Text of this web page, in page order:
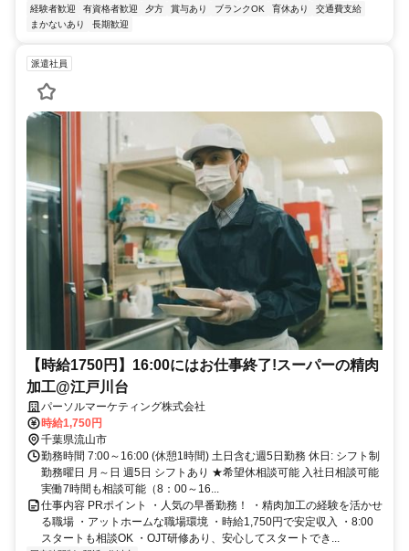
経験者歓迎
有資格者歓迎 夕方 賞与あり ブランクOK 育休あり
交通費支給
まかないあり
長期歓迎
派遣社員
【時給1750円】16:00にはお仕事終了!スーパーの精肉
加工@江戸川台
パーソルマーケティング株式会社
時給1,750円
千葉県流山市
勤務時間 7:00～16:00 (休憩1時間) 土日含む週5日勤務 休日: シフト制
勤務曜日 月～日 週5日 シフトあり ★希望休相談可能 入社日相談可能
実働7時間も相談可能（8：00～16...
仕事内容 PRポイント ・人気の早番勤務！ ・精肉加工の経験を活かせ
る職場 ・アットホームな職場環境 ・時給1,750円で安定収入 ・8:00
スタートも相談OK ・OJT研修あり、安心してスタートでき...